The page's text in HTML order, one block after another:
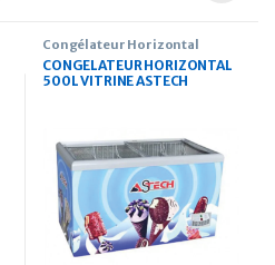
Congélateur Horizontal
CONGELATEUR HORIZONTAL
500L VITRINE ASTECH